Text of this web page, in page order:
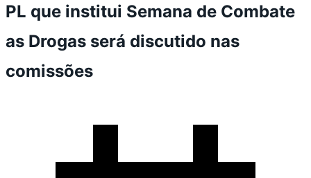
PL que institui Semana de Combate
as Drogas será discutido nas
comissões